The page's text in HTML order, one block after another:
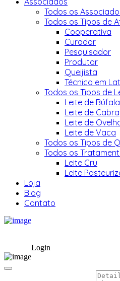
Todos os
Todos os Tipos de
Cooperativa
Curador
Pesquisador
Produtor
Queijista
Técnico em
Todos os Tipos de
Leite de Búfala
Leite de Cabra
Leite de
Leite de Vaca
Todos os Tipos de
Todos os
Leite Cru
Leite
Loja
Blog
Contato
Login